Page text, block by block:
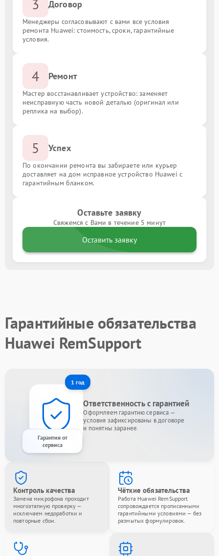
3 Договор
Менеджеры согласовывают с вами все условия
ремонта Huawei: стоимость, сроки, гарантийные
условия.
4 Ремонт
Мастер восстанавливает устройство: заменяет
неисправную часть новой деталью (оригинал или
реплика на выбор).
5 Успех
По окончании ремонта вы забираете или курьер
доставляет на дом исправное устройство Huawei с
гарантийным бланком.
Оставьте заявку
Свяжемся с Вами в течение 5 минут
Оставить заявку
Гарантийные обязательства
Huawei RemSupport
1 год
Гарантия от
сервиса
Ответственность с гарантией
Оформляем гарантию сервиса —
условия зафиксированы в договоре
и понятны заранее.
Контроль качества
Замена микрофона проходит
многоэтапную проверку —
исключаем недоработки и
повторные сбои.
Чёткие обязательства
Работа Huawei RemSupport
сопровождается прописанными
гарантийными условиями — без
размытых формулировок.